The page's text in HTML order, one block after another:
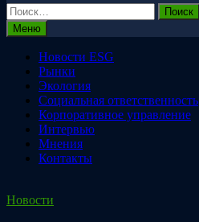
Найти:
Меню
Новости ESG
Рынки
Экология
Социальная ответственность
Корпоративное управление
Интервью
Мнения
Контакты
Новости